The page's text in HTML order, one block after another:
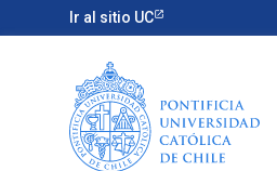
Ir al sitio UC